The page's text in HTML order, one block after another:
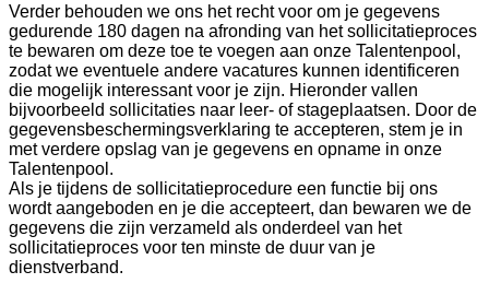
Verder behouden we ons het recht voor om je gegevens
gedurende 180 dagen na afronding van het sollicitatieproces
te bewaren om deze toe te voegen aan onze Talentenpool,
zodat we eventuele andere vacatures kunnen identificeren
die mogelijk interessant voor je zijn. Hieronder vallen
bijvoorbeeld sollicitaties naar leer- of stageplaatsen. Door de
gegevensbeschermingsverklaring te accepteren, stem je in
met verdere opslag van je gegevens en opname in onze
Talentenpool.
Als je tijdens de sollicitatieprocedure een functie bij ons
wordt aangeboden en je die accepteert, dan bewaren we de
gegevens die zijn verzameld als onderdeel van het
sollicitatieproces voor ten minste de duur van je
dienstverband.